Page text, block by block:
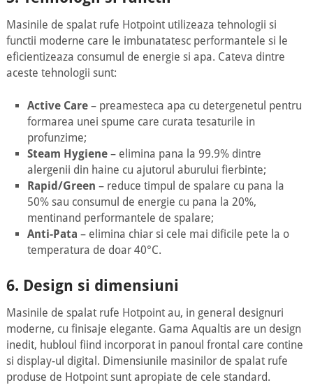
Masinile de spalat rufe Hotpoint utilizeaza tehnologii si
functii moderne care le imbunatatesc performantele si le
eficientizeaza consumul de energie si apa. Cateva dintre
aceste tehnologii sunt:
Active Care – preamesteca apa cu detergenetul pentru
formarea unei spume care curata tesaturile in
profunzime;
Steam Hygiene – elimina pana la 99.9% dintre
alergenii din haine cu ajutorul aburului fierbinte;
Rapid/Green – reduce timpul de spalare cu pana la
50% sau consumul de energie cu pana la 20%,
mentinand performantele de spalare;
Anti-Pata – elimina chiar si cele mai dificile pete la o
temperatura de doar 40°C.
6. Design si dimensiuni
Masinile de spalat rufe Hotpoint au, in general designuri
moderne, cu finisaje elegante. Gama Aqualtis are un design
inedit, hubloul fiind incorporat in panoul frontal care contine
si display-ul digital. Dimensiunile masinilor de spalat rufe
produse de Hotpoint sunt apropiate de cele standard.